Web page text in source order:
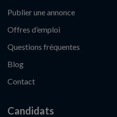
Publier une annonce
Offres d’emploi
Questions fréquentes
Blog
Contact
Candidats